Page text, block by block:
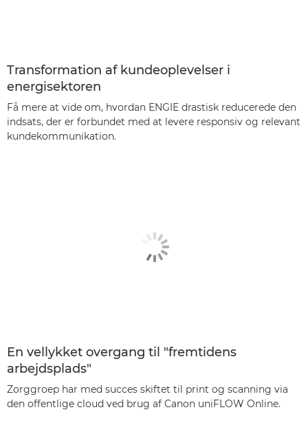
Transformation af kundeoplevelser i
energisektoren
Få mere at vide om, hvordan ENGIE drastisk reducerede den
indsats, der er forbundet med at levere responsiv og relevant
kundekommunikation.
En vellykket overgang til "fremtidens
arbejdsplads"
Zorggroep har med succes skiftet til print og scanning via
den offentlige cloud ved brug af Canon uniFLOW Online.